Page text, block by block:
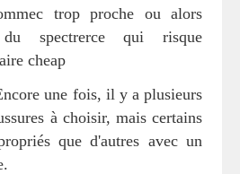
trop proche ou alors
du spectrerce qui risque
cheap
une fois, il y a plusieurs
à choisir, mais certains
que d'autres avec un